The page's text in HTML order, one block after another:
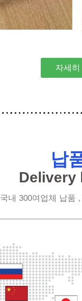
자세히
납
Delivery
국내 300여업체 납품